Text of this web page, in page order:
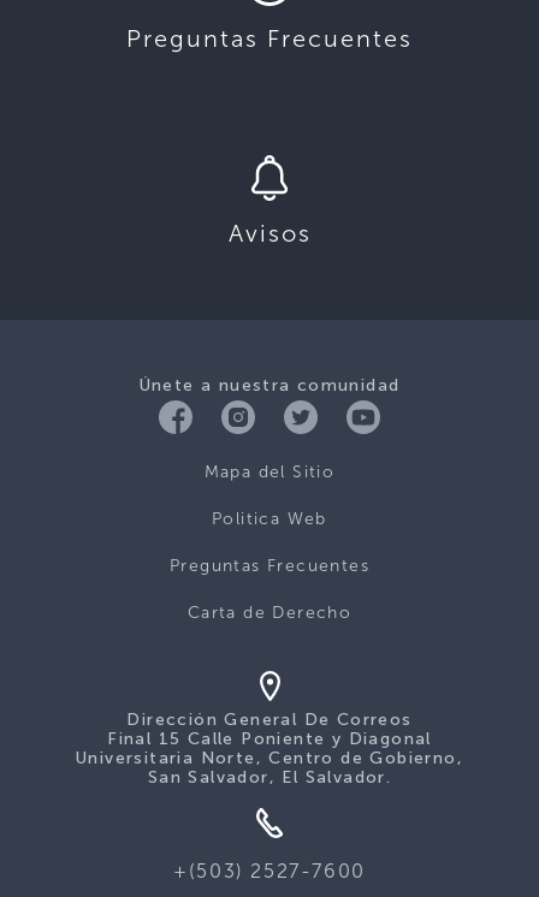
Preguntas Frecuentes
Avisos
Únete a nuestra comunidad
Mapa del Sitio
Politica Web
Preguntas Frecuentes
Carta de Derecho
Dirección General De Correos
Final 15 Calle Poniente y Diagonal
Universitaria Norte, Centro de Gobierno,
San Salvador, El Salvador.
+(503) 2527-7600